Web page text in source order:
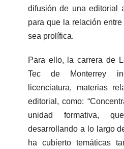
difusión de una editorial
para que la relación
sea prolífica.
Para ello, la carrera de
Tec de Monterrey
licenciatura, materias
editorial, como:
unidad formativa,
desarrollando a lo largo
ha cubierto temáticas